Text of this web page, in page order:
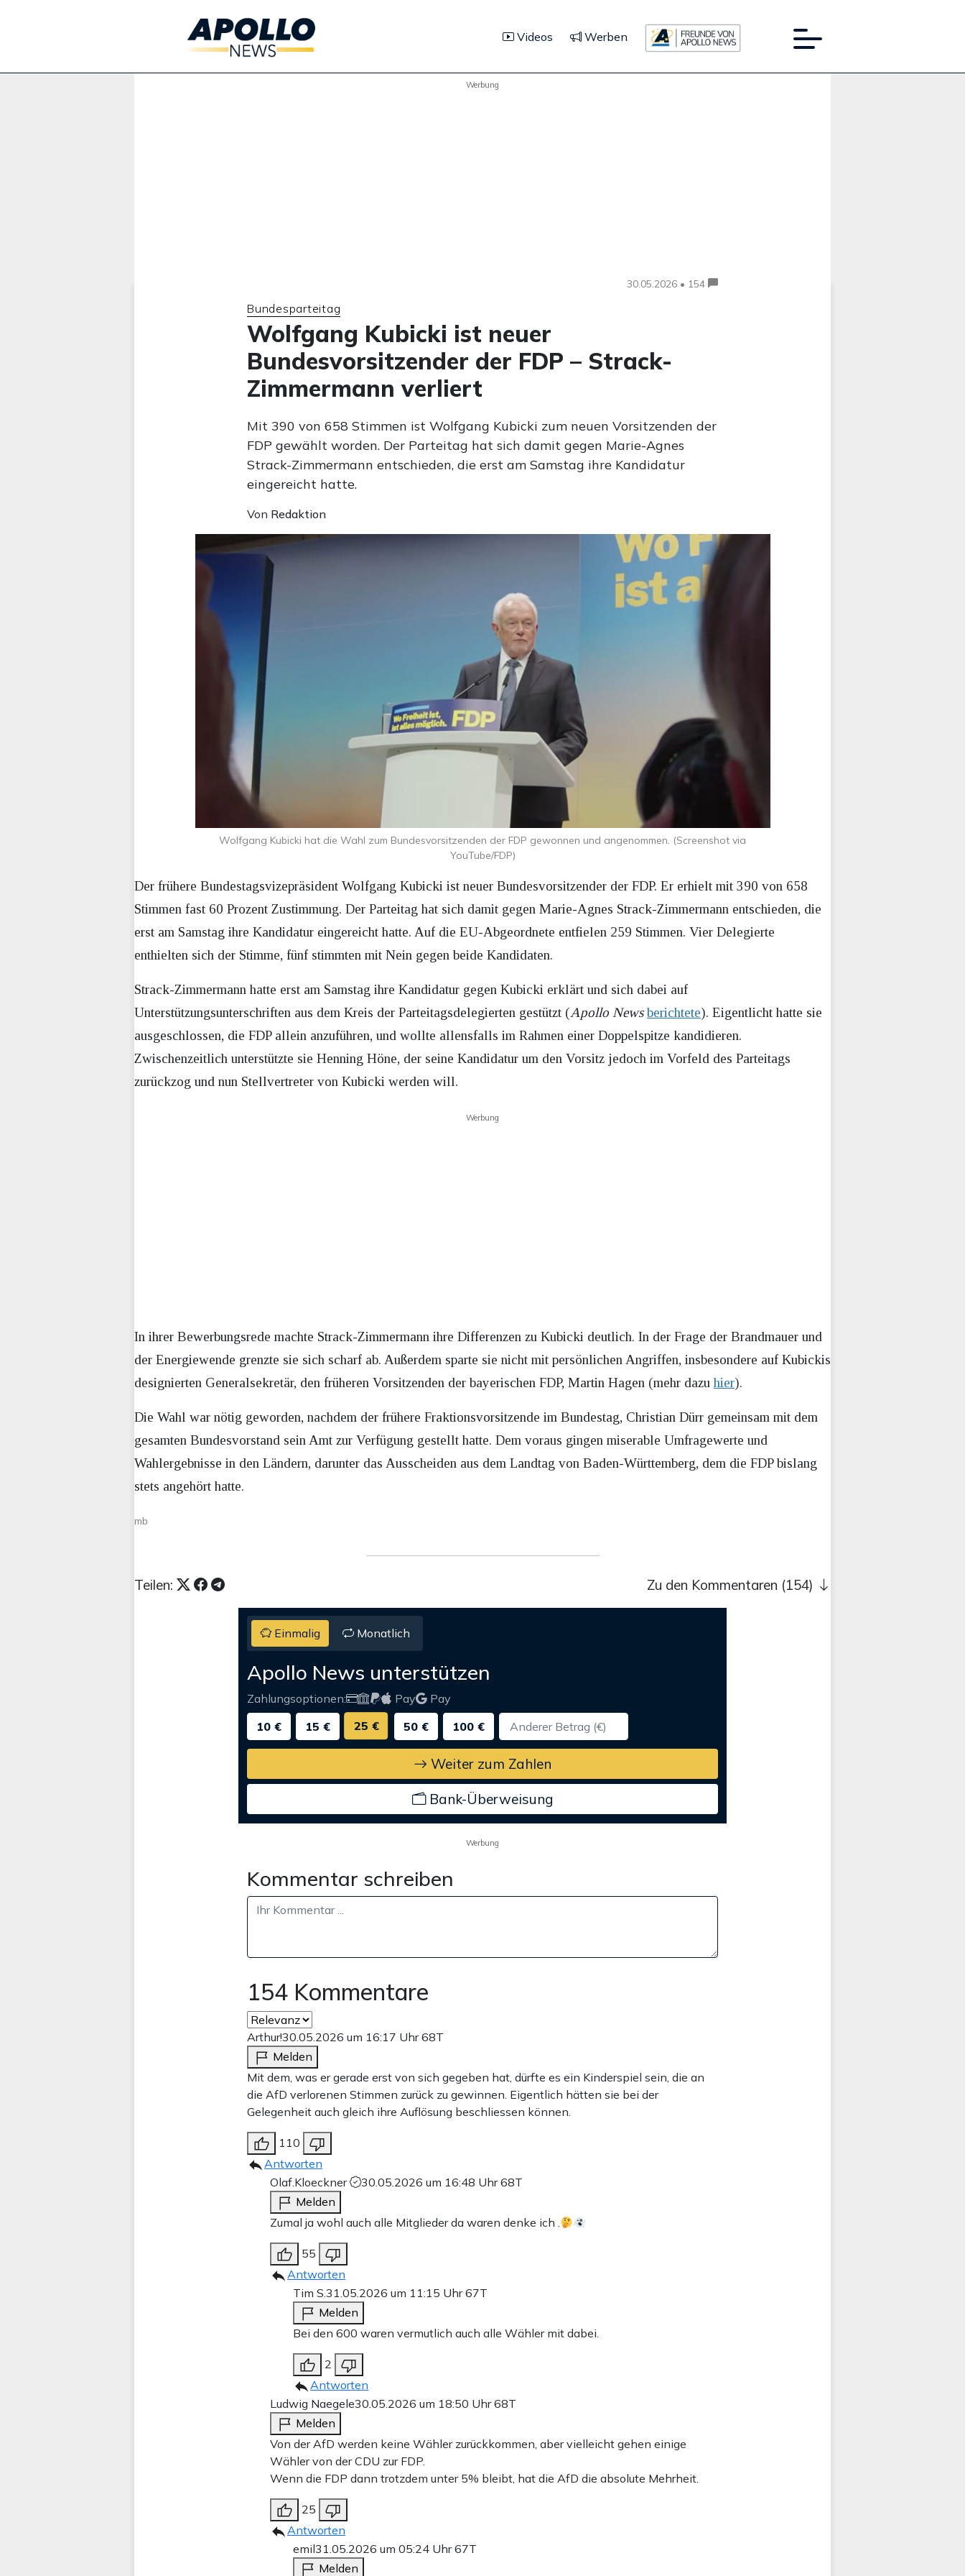
Videos Werben
Werbung
30.05.2026 • 154
Bundesparteitag
Wolfgang Kubicki ist neuer
Bundesvorsitzender der FDP – Strack-
Zimmermann verliert
Mit 390 von 658 Stimmen ist Wolfgang Kubicki zum neuen Vorsitzenden der
FDP gewählt worden. Der Parteitag hat sich damit gegen Marie-Agnes
Strack-Zimmermann entschieden, die erst am Samstag ihre Kandidatur
eingereicht hatte.
Von Redaktion
Wolfgang Kubicki hat die Wahl zum Bundesvorsitzenden der FDP gewonnen und angenommen. (Screenshot via
YouTube/FDP)
Der frühere Bundestagsvizepräsident Wolfgang Kubicki ist neuer Bundesvorsitzender der FDP. Er erhielt mit 390 von 658
Stimmen fast 60 Prozent Zustimmung. Der Parteitag hat sich damit gegen Marie-Agnes Strack-Zimmermann entschieden, die
erst am Samstag ihre Kandidatur eingereicht hatte. Auf die EU-Abgeordnete entfielen 259 Stimmen. Vier Delegierte
enthielten sich der Stimme, fünf stimmten mit Nein gegen beide Kandidaten.
Strack-Zimmermann hatte erst am Samstag ihre Kandidatur gegen Kubicki erklärt und sich dabei auf
Unterstützungsunterschriften aus dem Kreis der Parteitagsdelegierten gestützt (Apollo News berichtete). Eigentlicht hatte sie
ausgeschlossen, die FDP allein anzuführen, und wollte allensfalls im Rahmen einer Doppelspitze kandidieren.
Zwischenzeitlich unterstützte sie Henning Höne, der seine Kandidatur um den Vorsitz jedoch im Vorfeld des Parteitags
zurückzog und nun Stellvertreter von Kubicki werden will.
Werbung
In ihrer Bewerbungsrede machte Strack-Zimmermann ihre Differenzen zu Kubicki deutlich. In der Frage der Brandmauer und
der Energiewende grenzte sie sich scharf ab. Außerdem sparte sie nicht mit persönlichen Angriffen, insbesondere auf Kubickis
designierten Generalsekretär, den früheren Vorsitzenden der bayerischen FDP, Martin Hagen (mehr dazuhier).
Die Wahl war nötig geworden, nachdem der frühere Fraktionsvorsitzende im Bundestag, Christian Dürr gemeinsam mit dem
gesamten Bundesvorstand sein Amt zur Verfügung gestellt hatte. Dem voraus gingen miserable Umfragewerte und
Wahlergebnisse in den Ländern, darunter das Ausscheiden aus dem Landtag von Baden-Württemberg, dem die FDP bislang
stets angehört hatte.
mb
Teilen: Zu den Kommentaren (154)
Einmalig Monatlich
Apollo News unterstützen
Zahlungsoptionen: Pay
Pay
10 €
15 € 25 € 50 € 100 €
Weiter zum Zahlen
Bank-Überweisung
Werbung
Kommentar schreiben
154 Kommentare
Arthur!30.05.2026 um 16:17 Uhr68T
Melden
Mit dem, was er gerade erst von sich gegeben hat, dürfte es ein Kinderspiel sein, die an
die AfD verlorenen Stimmen zurück zu gewinnen. Eigentlich hätten sie bei der
Gelegenheit auch gleich ihre Auflösung beschliessen können.
110
Antworten
Olaf.Kloeckner
30.05.2026 um 16:48 Uhr68T
Melden
Zumal ja wohl auch alle Mitglieder da waren denke ich .
55
Antworten
Tim S.31.05.2026 um 11:15 Uhr67T
Melden
Bei den 600 waren vermutlich auch alle Wähler mit dabei.
2
Antworten
Ludwig Naegele30.05.2026 um 18:50 Uhr68T
Melden
Von der AfD werden keine Wähler zurückkommen, aber vielleicht gehen einige
Wähler von der CDU zur FDP.
Wenn die FDP dann trotzdem unter 5% bleibt, hat die AfD die absolute Mehrheit.
25
Antworten
emil31.05.2026 um 05:24 Uhr67T
Melden